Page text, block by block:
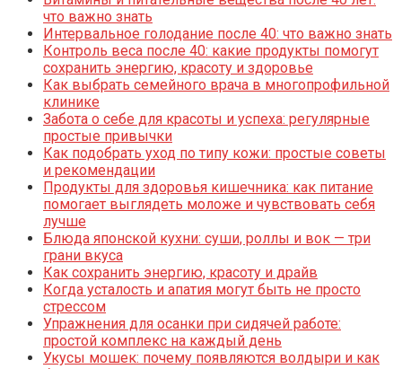
что важно знать
Интервальное голодание после 40: что важно знать
Контроль веса после 40: какие продукты помогут
сохранить энергию, красоту и здоровье
Как выбрать семейного врача в многопрофильной
клинике
Забота о себе для красоты и успеха: регулярные
простые привычки
Как подобрать уход по типу кожи: простые советы
и рекомендации
Продукты для здоровья кишечника: как питание
помогает выглядеть моложе и чувствовать себя
лучше
Блюда японской кухни: суши, роллы и вок — три
грани вкуса
Как сохранить энергию, красоту и драйв
Когда усталость и апатия могут быть не просто
стрессом
Упражнения для осанки при сидячей работе:
простой комплекс на каждый день
Укусы мошек: почему появляются волдыри и как